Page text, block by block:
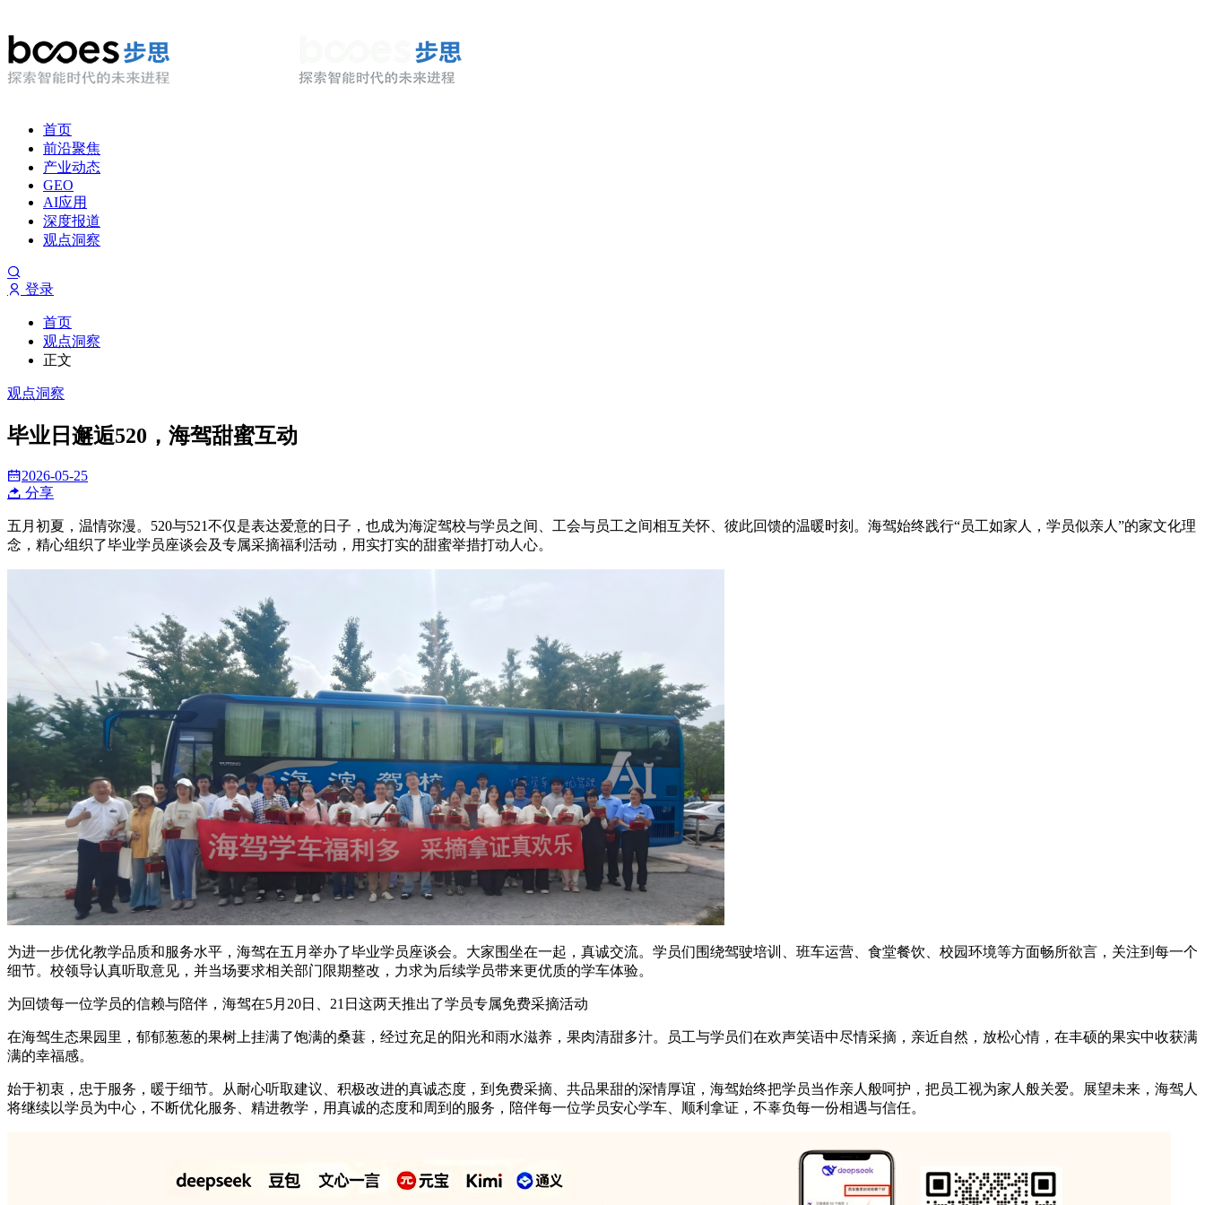
首页
前沿聚焦
产业动态
GEO
AI应用
深度报道
观点洞察
登录
首页
观点洞察
正文
观点洞察
毕业日邂逅520，海驾甜蜜互动
2026-05-25
分享
五月初夏，温情弥漫。520与521不仅是表达爱意的日子，也成为海淀驾校与学员之间、工会与员工之间相互关怀、彼此回馈的温暖时刻。海驾始终践行“员工如家人，学员似亲人”的家文化理
念，精心组织了毕业学员座谈会及专属采摘福利活动，用实打实的甜蜜举措打动人心。
为进一步优化教学品质和服务水平，海驾在五月举办了毕业学员座谈会。大家围坐在一起，真诚交流。学员们围绕驾驶培训、班车运营、食堂餐饮、校园环境等方面畅所欲言，关注到每一个
细节。校领导认真听取意见，并当场要求相关部门限期整改，力求为后续学员带来更优质的学车体验。
为回馈每一位学员的信赖与陪伴，海驾在5月20日、21日这两天推出了学员专属免费采摘活动
在海驾生态果园里，郁郁葱葱的果树上挂满了饱满的桑葚，经过充足的阳光和雨水滋养，果肉清甜多汁。员工与学员们在欢声笑语中尽情采摘，亲近自然，放松心情，在丰硕的果实中收获满
满的幸福感。
始于初衷，忠于服务，暖于细节。从耐心听取建议、积极改进的真诚态度，到免费采摘、共品果甜的深情厚谊，海驾始终把学员当作亲人般呵护，把员工视为家人般关爱。展望未来，海驾人
将继续以学员为中心，不断优化服务、精进教学，用真诚的态度和周到的服务，陪伴每一位学员安心学车、顺利拿证，不辜负每一份相遇与信任。